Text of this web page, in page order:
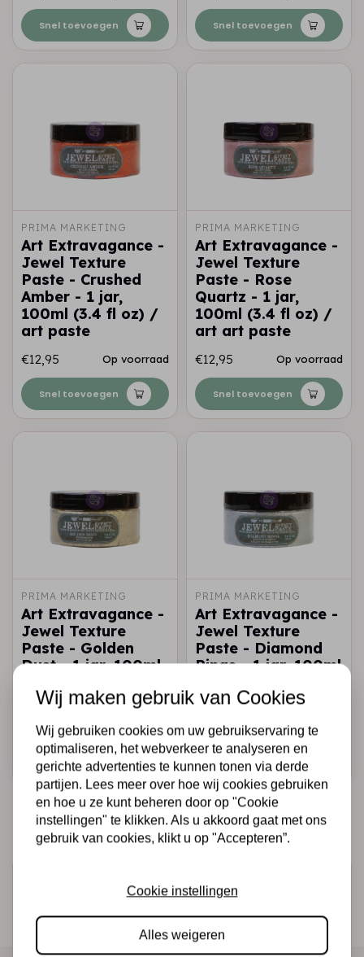
Snel toevoegen Snel toevoegen
PRIMA MARKETING
Art Extravagance -
Jewel Texture
Paste - Crushed
Amber - 1 jar,
100ml (3.4 fl oz) /
art paste
€12,95 Op voorraad
Snel toevoegen
PRIMA MARKETING
Art Extravagance -
Jewel Texture
Paste - Rose
Quartz - 1 jar,
100ml (3.4 fl oz) /
art art paste
€12,95 Op voorraad
Snel toevoegen
PRIMA MARKETING
Art Extravagance -
Jewel Texture
Paste - Golden
Dust - 1 jar, 100ml
paste
€12,95 Op voorraad
Snel toevoegen
PRIMA MARKETING
Art Extravagance -
Jewel Texture
Paste - Diamond
Rings - 1 jar, 100ml
paste
€12,95 Op voorraad
Snel toevoegen
Wij maken gebruik van Cookies
Wij gebruiken cookies om uw gebruikservaring te
optimaliseren, het webverkeer te analyseren en
gerichte advertenties te kunnen tonen via derde
partijen. Lees meer over hoe wij cookies gebruiken
en hoe u ze kunt beheren door op "Cookie
instellingen" te klikken. Als u akkoord gaat met ons
gebruik van cookies, klikt u op "Accepteren”.
Cookie instellingen
Alles weigeren